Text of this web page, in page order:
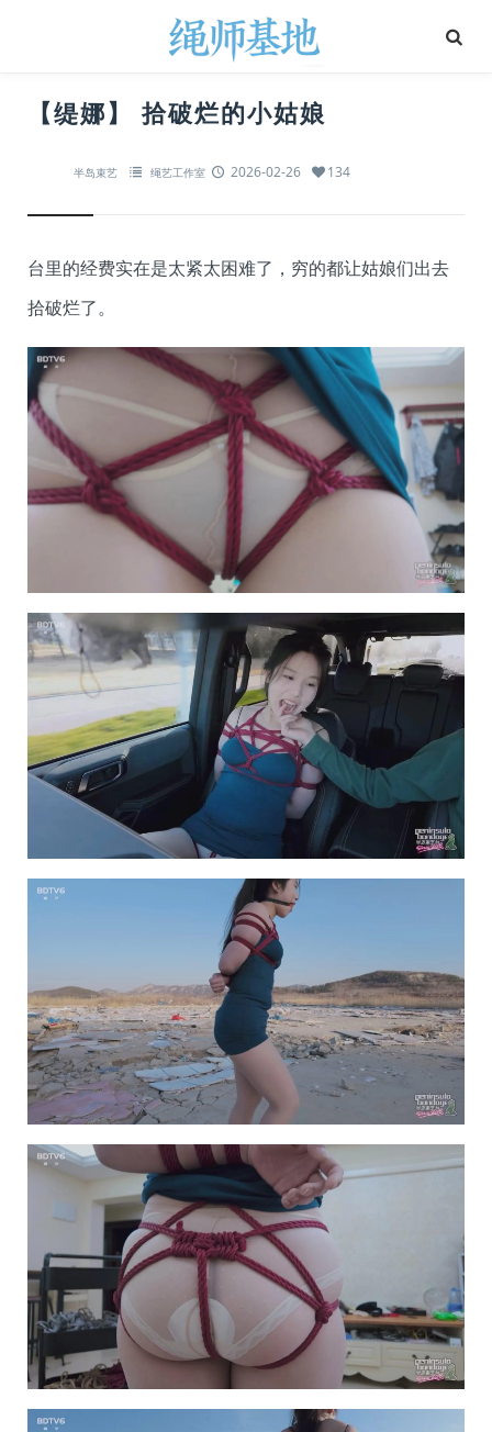
【缇娜】 拾破烂的小姑娘
半岛束艺 绳艺工作室 2026-02-26 134
台里的经费实在是太紧太困难了，穷的都让姑娘们出去
拾破烂了。